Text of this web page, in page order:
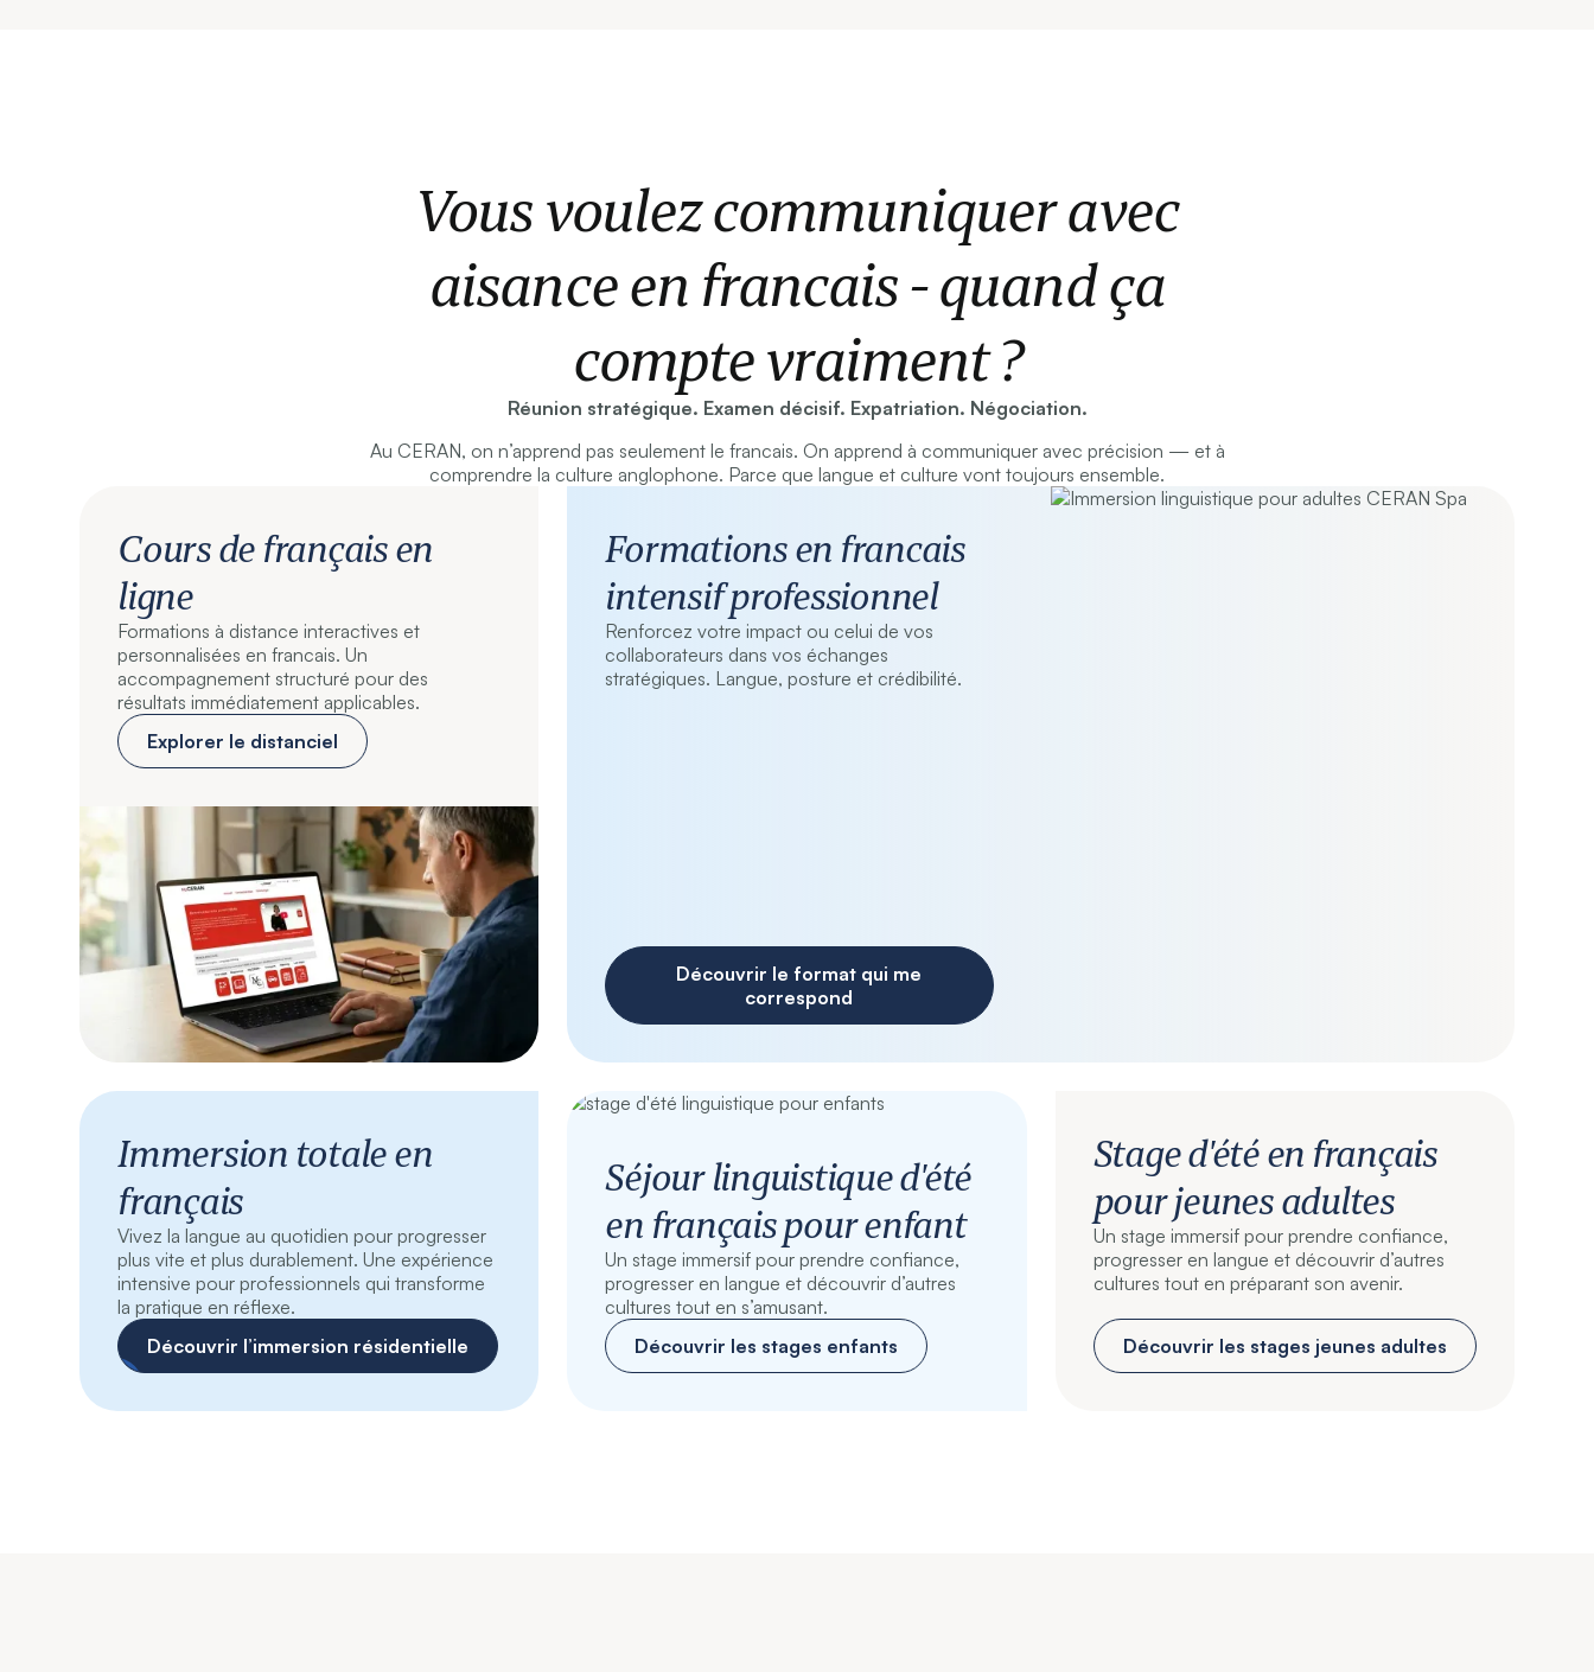
Vous voulez communiquer avec
aisance en francais - quand ça
compte vraiment ?
Réunion stratégique. Examen décisif. Expatriation. Négociation.
Au CERAN, on n’apprend pas seulement le francais. On apprend à communiquer avec précision — et à
comprendre la culture anglophone. Parce que langue et culture vont toujours ensemble.
Cours de français en
ligne
Formations à distance interactives et
personnalisées en francais. Un
accompagnement structuré pour des
résultats immédiatement applicables.
Explorer le distanciel
Formations en francais
intensif professionnel
Renforcez votre impact ou celui de vos
collaborateurs dans vos échanges
stratégiques. Langue, posture et crédibilité.
Découvrir le format qui me
correspond
Immersion totale en
français
Vivez la langue au quotidien pour progresser
plus vite et plus durablement. Une expérience
intensive pour professionnels qui transforme
la pratique en réflexe.
Découvrir l’immersion résidentielle
Séjour linguistique d'été
en français pour enfant
Un stage immersif pour prendre confiance,
progresser en langue et découvrir d’autres
cultures tout en s’amusant.
Découvrir les stages enfants
Stage d'été en français
pour jeunes adultes
Un stage immersif pour prendre confiance,
progresser en langue et découvrir d’autres
cultures tout en préparant son avenir.
Découvrir les stages jeunes adultes